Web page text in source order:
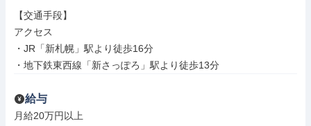
【交通手段】
アクセス
・JR「新札幌」駅より徒歩16分
・地下鉄東西線「新さっぽろ」駅より徒歩13分
給与
月給20万円以上